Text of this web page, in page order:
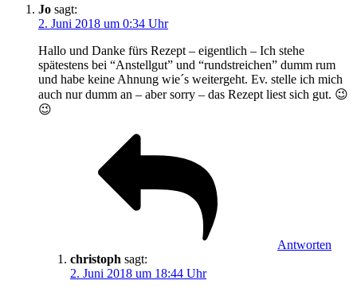
Jo sagt:
2. Juni 2018 um 0:34 Uhr
Hallo und Danke fürs Rezept – eigentlich – Ich stehe
spätestens bei “Anstellgut” und “rundstreichen” dumm rum
und habe keine Ahnung wie´s weitergeht. Ev. stelle ich mich
auch nur dumm an – aber sorry – das Rezept liest sich gut. 😉
😉
Antworten
christoph sagt:
2. Juni 2018 um 18:44 Uhr